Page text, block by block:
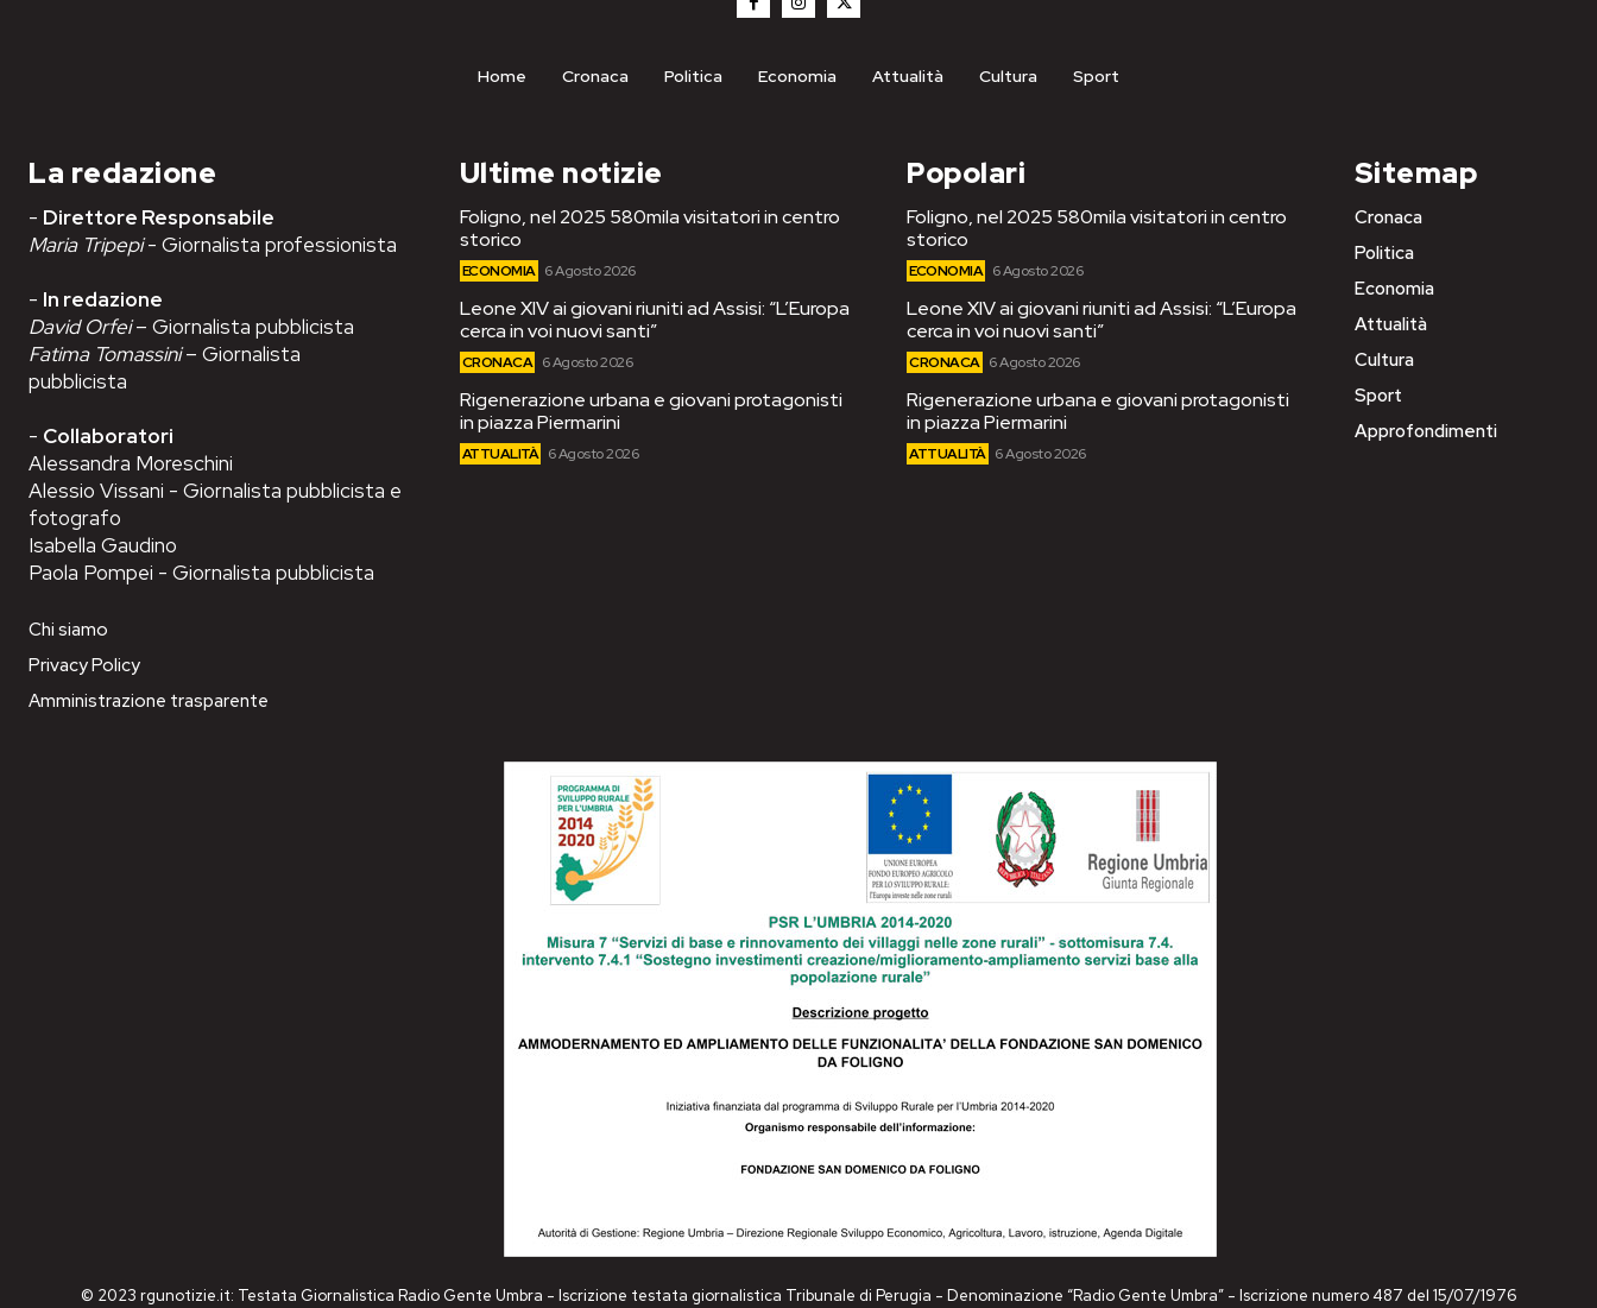
Home Cronaca Politica Economia Attualità Cultura Sport
La redazione
- Direttore Responsabile
Maria Tripepi- Giornalista professionista
- In redazione
David Orfei– Giornalista pubblicista
Fatima Tomassini– Giornalista
pubblicista
- Collaboratori
Alessandra Moreschini
Alessio Vissani - Giornalista pubblicista e
fotografo
Isabella Gaudino
Paola Pompei - Giornalista pubblicista
Chi siamo
Privacy Policy
Amministrazione trasparente
Ultime notizie
Foligno, nel 2025 580mila visitatori in centro
storico
ECONOMIA 6 Agosto 2026
Leone XIV ai giovani riuniti ad Assisi: “L’Europa
cerca in voi nuovi santi”
CRONACA 6 Agosto 2026
Rigenerazione urbana e giovani protagonisti
in piazza Piermarini
ATTUALITÀ 6 Agosto 2026
Popolari
Foligno, nel 2025 580mila visitatori in centro
storico
ECONOMIA 6 Agosto 2026
Leone XIV ai giovani riuniti ad Assisi: “L’Europa
cerca in voi nuovi santi”
CRONACA 6 Agosto 2026
Rigenerazione urbana e giovani protagonisti
in piazza Piermarini
ATTUALITÀ 6 Agosto 2026
Sitemap
Cronaca
Politica
Economia
Attualità
Cultura
Sport
Approfondimenti
© 2023 rgunotizie.it: Testata Giornalistica Radio Gente Umbra - Iscrizione testata giornalistica Tribunale di Perugia - Denominazione “Radio Gente Umbra” - Iscrizione numero 487 del 15/07/1976